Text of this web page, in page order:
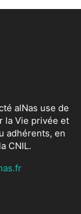
alNas use de
la Vie privée et
adhérents, en
CNIL.